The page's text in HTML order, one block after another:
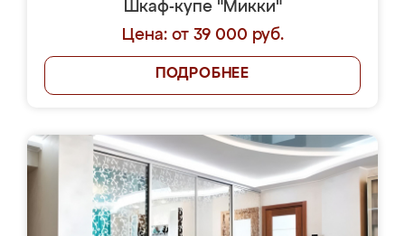
Шкаф-купе "Микки"
Цена: от 39 000 руб.
ПОДРОБНЕЕ